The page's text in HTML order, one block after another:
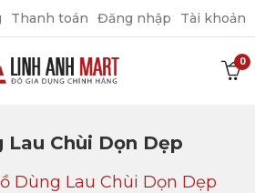
Thanh toán Đăng nhập Tài khoản
Lau Chùi Dọn Dẹp
Dùng Lau Chùi Dọn Dẹp